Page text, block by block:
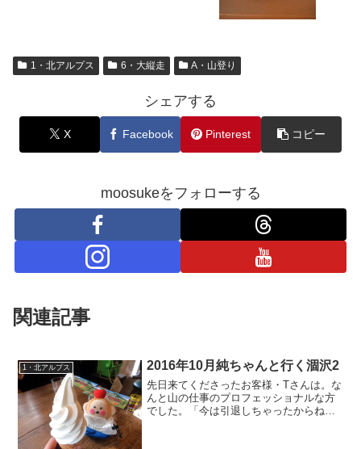
1・北アルプス 6・大縦走 A・山登り
シェアする
X Facebook Pinterest コピー
moosukeをフォローする
関連記事
1・北アルプス 2016年10月純ちゃんと行く涸沢2
先日来てくださったお客様・Tさんは。な
んと山の仕事のプロフェッショナルな方
でした。「今は引退しちゃったからね